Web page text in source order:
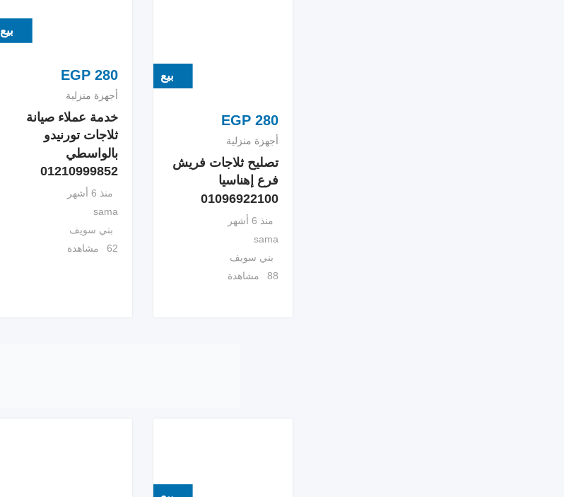
بيع
EGP280
أجهزة منزلية
تصليح ثلاجات فريش
فرع إهناسيا
01096922100
منذ 6 أشهر
sama
بني سويف
88 مشاهدة
بيع
EGP280
أجهزة منزلية
خدمة عملاء صيانة
ثلاجات تورنيدو
بالواسطي
01210999852
منذ 6 أشهر
sama
بني سويف
62 مشاهدة